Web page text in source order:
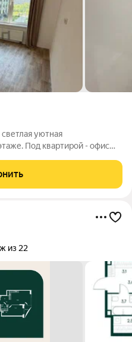
уютная
Под квартирой - офис
для комфортного
- школа,
из 22